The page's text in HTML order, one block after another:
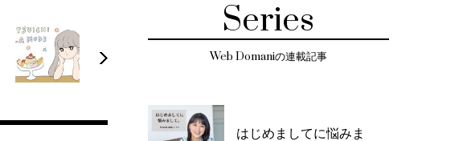
Series
Web Domaniの連載記事
はじめましてに悩みま